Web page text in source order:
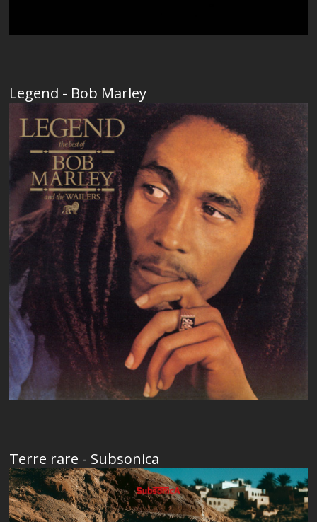
Legend - Bob Marley
Terre rare - Subsonica